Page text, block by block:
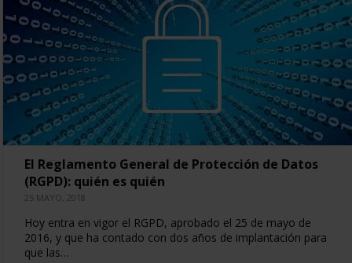
El Reglamento General de Protección de Datos
(RGPD): quién es quién
25 MAYO, 2018
Hoy entra en vigor el RGPD, aprobado el 25 de mayo de
2016, y que ha contado con dos años de implantación para
que las…